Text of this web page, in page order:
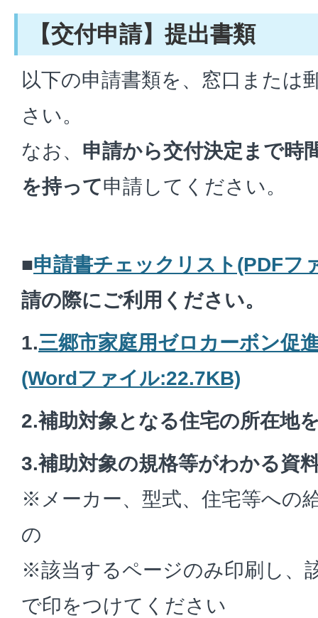
【交付申請】提出書類
以下の申請書類を、窓口または
さい。
なお、 申請から交付決定まで時
を持って申請してください。
■申請書チェックリスト(PDFフ
請の際にご利用ください。
1.三郷市家庭用ゼロカーボン促
(Wordファイル:22.7KB)
2.補助対象となる住宅の所在地
3.補助対象の規格等がわかる資
※メーカー、型式、住宅等への
の
※該当するページのみ印刷し、
で印をつけてください